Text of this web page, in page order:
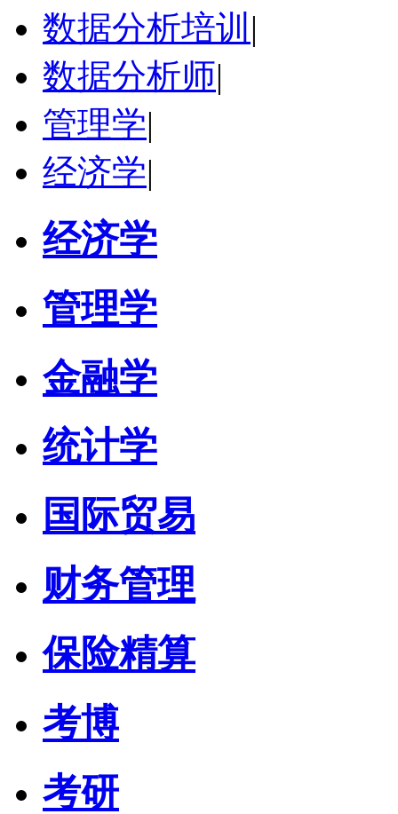
立即咨询
张千帆 哈尔滨市
博导 评分： 5.0
学校：哈尔滨工业大学
研究领域：
立即咨询
数据分析培训 |
数据分析师|
管理学|
经济学|
经济学
管理学
金融学
统计学
国际贸易
财务管理
保险精算
考博
考研